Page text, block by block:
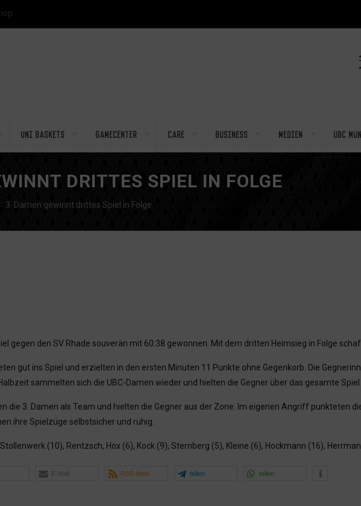
Uni Baskets Gamecenter Care Business Medien UBC
DRITTES SPIEL IN FOLGE
3. Damen gewinnt drittes Spiel in Folge
gegen den SV Rhade souverän mit 60:38 gewonnen. Mit dem dritten Heimsieg in Folge
gut ins Spiel und erzielten in den ersten Minuten 11 Punkte ohne Gegenkorb. Die
sammelten sich die UBC-Damen wieder und hielten die Gegner über das gesamte
die 3. Damen als Team und hielten die Gegner aus der Zone. Im eigenen Angriff punkteten
ihre Spielzüge selbstsicher und ruhig.
(10), Rentzsch, Hox (6), Kock (9), Sternberg (5), Kleine (6), Hockmann (16),
E-Mail RSS-feed teilen teilen